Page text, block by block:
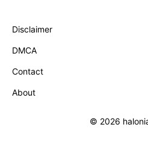
Disclaimer
DMCA
Contact
About
© 2026